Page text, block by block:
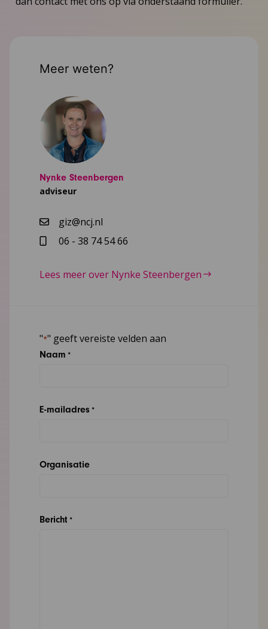
Meer weten?
Nynke Steenbergen
adviseur
giz@ncj.nl
06 - 38 74 54 66
Lees meer over Nynke Steenbergen
"*" geeft vereiste velden aan
Naam *
E-mailadres *
Organisatie
Bericht *